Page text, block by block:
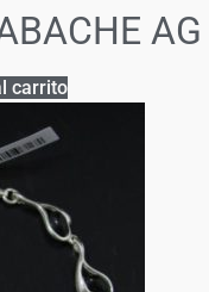
AG
carrito